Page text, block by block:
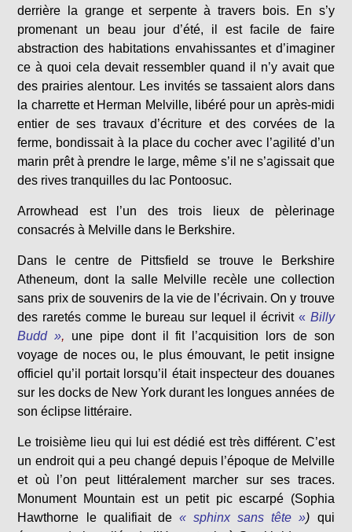
derrière la grange et serpente à travers bois. En s’y
promenant un beau jour d’été, il est facile de faire
abstraction des habitations envahissantes et d’imaginer
ce à quoi cela devait ressembler quand il n’y avait que
des prairies alentour. Les invités se tassaient alors dans
la charrette et Herman Melville, libéré pour un après-midi
entier de ses travaux d’écriture et des corvées de la
ferme, bondissait à la place du cocher avec l’agilité d’un
marin prêt à prendre le large, même s’il ne s’agissait que
des rives tranquilles du lac Pontoosuc.
Arrowhead est l’un des trois lieux de pèlerinage
consacrés à Melville dans le Berkshire.
Dans le centre de Pittsfield se trouve le Berkshire
Atheneum, dont la salle Melville recèle une collection
sans prix de souvenirs de la vie de l’écrivain. On y trouve
des raretés comme le bureau sur lequel il écrivit « Billy
Budd », une pipe dont il fit l’acquisition lors de son
voyage de noces ou, le plus émouvant, le petit insigne
officiel qu’il portait lorsqu’il était inspecteur des douanes
sur les docks de New York durant les longues années de
son éclipse littéraire.
Le troisième lieu qui lui est dédié est très différent. C’est
un endroit qui a peu changé depuis l’époque de Melville
et où l’on peut littéralement marcher sur ses traces.
Monument Mountain est un petit pic escarpé (Sophia
Hawthorne le qualifiait de « sphinx sans tête ») qui